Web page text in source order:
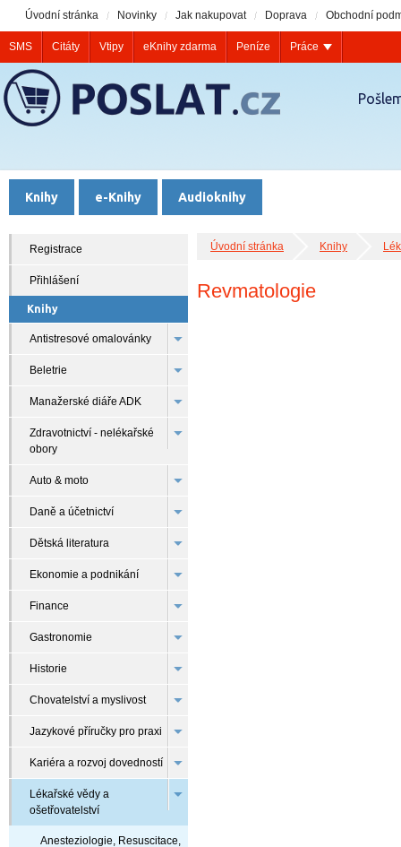
Knihy e-Knihy Audioknihy
Úvodní stránka Knihy
Revmatologie
Registrace
Přihlášení
Knihy
Antistresové omalovánky
Beletrie
Manažerské diáře ADK
Zdravotnictví - nelékařské
obory
Auto & moto
Daně a účetnictví
Dětská literatura
Ekonomie a podnikání
Finance
Gastronomie
Historie
Chovatelství a myslivost
Jazykové příručky pro praxi
Kariéra a rozvoj dovedností
Lékařské vědy a
ošetřovatelství
Anesteziologie, Resuscitace,
Úvodní stránka Novinky Jak nakupovat Doprava Obchodní
SMS Citáty Vtipy eKnihy zdarma Peníze Práce